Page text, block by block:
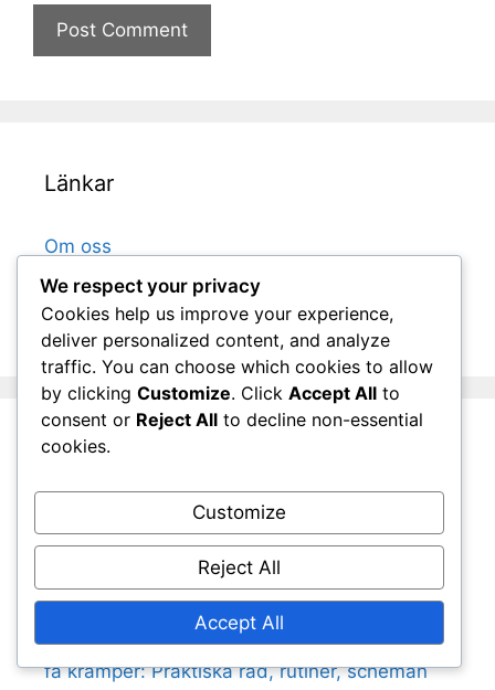
Länkar
Om oss
Kontakta oss
Bloggarkiv
Senaste inlägg
Muskelkramper och vila: Återhämtning,
tekniker, betydelse
Elektrolyter och prestation: Effekter,
strategier, resultat
Hydreringsråd för vuxna som är benägna att
få kramper: Praktiska råd, rutiner, scheman
We respect your privacy
Cookies help us improve your experience,
deliver personalized content, and analyze
traffic. You can choose which cookies to allow
by clicking Customize. Click Accept All to
consent or Reject All to decline non-essential
cookies.
Customize
Reject All
Accept All